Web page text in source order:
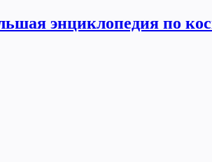
энциклопедия по